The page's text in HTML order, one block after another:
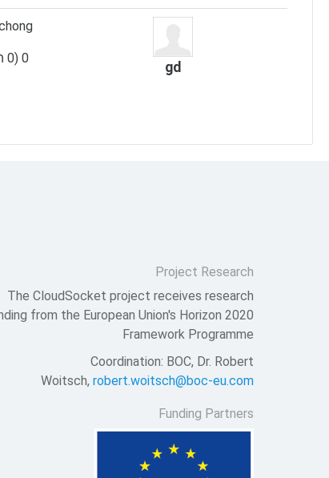
gd
0 (0 הצבעות)
Project Research
The CloudSocket project receives research
from the European Union's Horizon 2020
Framework Programme
Coordination: BOC, Dr. Robert
Woitsch, robert.woitsch@boc-eu.com
Funding Partners